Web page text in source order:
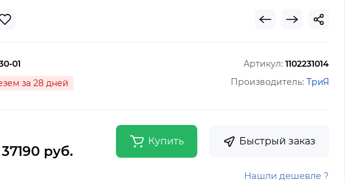
01 Артикул: 1102231014
Производитель: ТриЯ
за 28 дней
37190 руб.
Купить Быстрый заказ
Нашли дешевле ?